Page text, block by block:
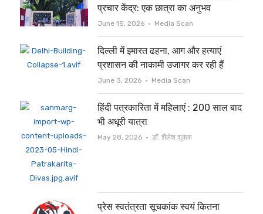
प्रचार केंद्र: एक छात्रा का अनुभव
June 15, 2026 Author
Media Scan
दिल्ली में इमारत ढहना, आग और हत्याएं
प्रशासन की नाकामी उजागर कर रही हैं
June 3, 2026 Author
Media Scan
हिंदी पत्रकारिता में महिलाएं : 200 साल बाद
भी अधूरी यात्रा
May 28, 2026 Author
डॉ. शैलेश शुक्ला
प्रेस स्वतंत्रता सूचकांक स्वयं कितना